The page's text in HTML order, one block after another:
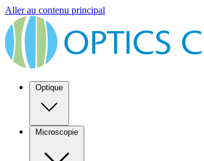
Aller au contenu principal
Optique
Microscopie